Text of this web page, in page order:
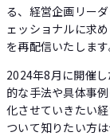
る、経営企画リー
ェッショナルに求
を再配信いたします
2024年8月に開催
的な手法や具体事
化させていきたい
ついて知りたい方